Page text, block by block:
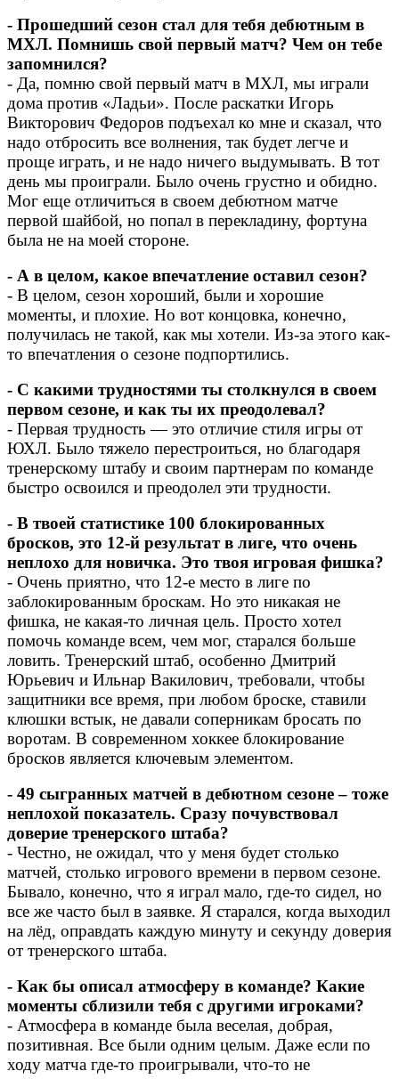
- Прошедший сезон стал для тебя дебютным в
МХЛ. Помнишь свой первый матч? Чем он тебе
запомнился?
- Да, помню свой первый матч в МХЛ, мы играли
дома против «Ладьи». После раскатки Игорь
Викторович Федоров подъехал ко мне и сказал, что
надо отбросить все волнения, так будет легче и
проще играть, и не надо ничего выдумывать. В тот
день мы проиграли. Было очень грустно и обидно.
Мог еще отличиться в своем дебютном матче
первой шайбой, но попал в перекладину, фортуна
была не на моей стороне.
- А в целом, какое впечатление оставил сезон?
- В целом, сезон хороший, были и хорошие
моменты, и плохие. Но вот концовка, конечно,
получилась не такой, как мы хотели. Из-за этого как-
то впечатления о сезоне подпортились.
- С какими трудностями ты столкнулся в своем
первом сезоне, и как ты их преодолевал?
- Первая трудность — это отличие стиля игры от
ЮХЛ. Было тяжело перестроиться, но благодаря
тренерскому штабу и своим партнерам по команде
быстро освоился и преодолел эти трудности.
- В твоей статистике 100 блокированных
бросков, это 12-й результат в лиге, что очень
неплохо для новичка. Это твоя игровая фишка?
- Очень приятно, что 12-е место в лиге по
заблокированным броскам. Но это никакая не
фишка, не какая-то личная цель. Просто хотел
помочь команде всем, чем мог, старался больше
ловить. Тренерский штаб, особенно Дмитрий
Юрьевич и Ильнар Вакилович, требовали, чтобы
защитники все время, при любом броске, ставили
клюшки встык, не давали соперникам бросать по
воротам. В современном хоккее блокирование
бросков является ключевым элементом.
- 49 сыгранных матчей в дебютном сезоне – тоже
неплохой показатель. Сразу почувствовал
доверие тренерского штаба?
- Честно, не ожидал, что у меня будет столько
матчей, столько игрового времени в первом сезоне.
Бывало, конечно, что я играл мало, где-то сидел, но
все же часто был в заявке. Я старался, когда выходил
на лёд, оправдать каждую минуту и секунду доверия
от тренерского штаба.
- Как бы описал атмосферу в команде? Какие
моменты сблизили тебя с другими игроками?
- Атмосфера в команде была веселая, добрая,
позитивная. Все были одним целым. Даже если по
ходу матча где-то проигрывали, что-то не